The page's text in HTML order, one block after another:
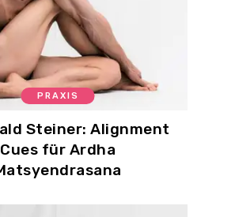
PRAXIS
Steiner: Alignment
Cues für Ardha